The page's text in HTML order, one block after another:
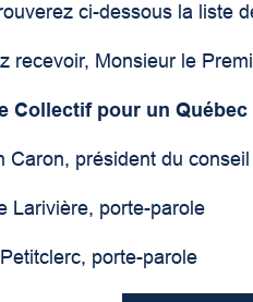
ci-dessous la liste
recevoir, Monsieur le
Collectif pour un
Caron, président du conseil
Larivière, porte-parole
porte-parole